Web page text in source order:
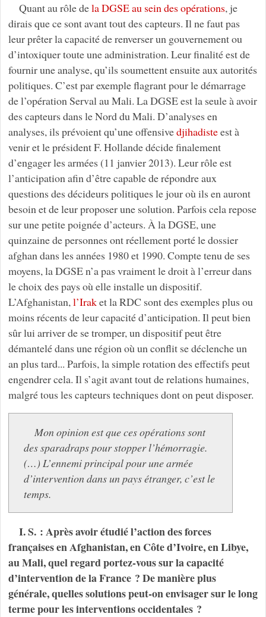
Quant au rôle dela DGSE au sein des opérations, je
dirais que ce sont avant tout des capteurs. Il ne faut pas
leur prêter la capacité de renverser un gouvernement ou
d’intoxiquer toute une administration. Leur finalité est de
fournir une analyse, qu’ils soumettent ensuite aux autorités
politiques. C’est par exemple flagrant pour le démarrage
de l’opération Serval au Mali. La DGSE est la seule à avoir
des capteurs dans le Nord du Mali. D’analyses en
analyses, ils prévoient qu’une offensivedjihadisteest à
venir et le président F. Hollande décide finalement
d’engager les armées (11 janvier 2013). Leur rôle est
l’anticipation afin d’être capable de répondre aux
questions des décideurs politiques le jour où ils en auront
besoin et de leur proposer une solution. Parfois cela repose
sur une petite poignée d’acteurs. À la DGSE, une
quinzaine de personnes ont réellement porté le dossier
afghan dans les années 1980 et 1990. Compte tenu de ses
moyens, la DGSE n’a pas vraiment le droit à l’erreur dans
le choix des pays où elle installe un dispositif.
L’Afghanistan,l’Iraket la RDC sont des exemples plus ou
moins récents de leur capacité d’anticipation. Il peut bien
sûr lui arriver de se tromper, un dispositif peut être
démantelé dans une région où un conflit se déclenche un
an plus tard... Parfois, la simple rotation des effectifs peut
engendrer cela. Il s’agit avant tout de relations humaines,
malgré tous les capteurs techniques dont on peut disposer.
Mon opinion est que ces opérations sont
des sparadraps pour stopper l’hémorragie.
(…) L’ennemi principal pour une armée
d’intervention dans un pays étranger, c’est le
temps.
I. S. : Après avoir étudié l’action des forces
françaises en Afghanistan, en Côte d’Ivoire, en Libye,
au Mali, quel regard portez-vous sur la capacité
d’intervention de la France ? De manière plus
générale, quelles solutions peut-on envisager sur le long
terme pour les interventions occidentales ?